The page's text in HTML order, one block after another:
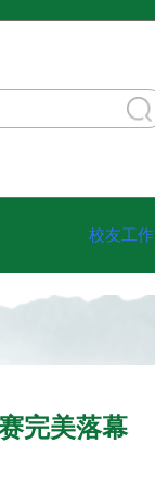
校友工作
完美落幕